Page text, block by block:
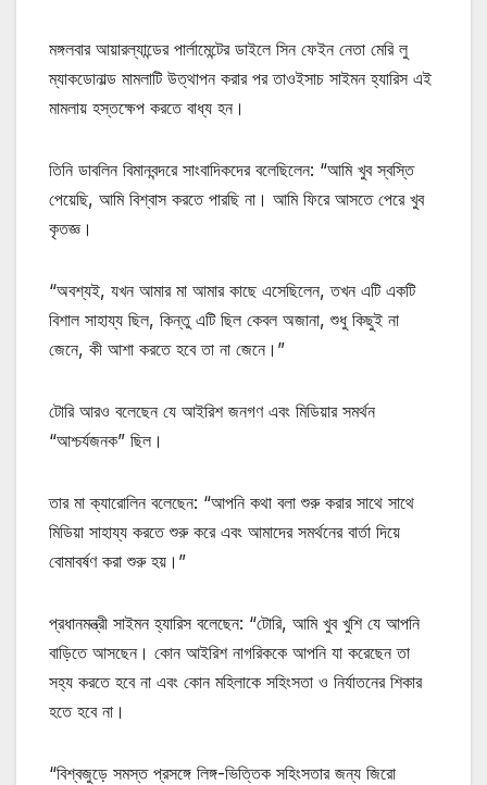
মঙ্গলবার আয়ারল্যান্ডের পার্লামেন্টের ডাইলে সিন ফেইন নেতা মেরি লু
ম্যাকডোনাল্ড মামলাটি উত্থাপন করার পর তাওইসাচ সাইমন হ্যারিস এই
মামলায় হস্তক্ষেপ করতে বাধ্য হন।
তিনি ডাবলিন বিমানবন্দরে সাংবাদিকদের বলেছিলেন: “আমি খুব স্বস্তি
পেয়েছি, আমি বিশ্বাস করতে পারছি না। আমি ফিরে আসতে পেরে খুব
কৃতজ্ঞ।
“অবশ্যই, যখন আমার মা আমার কাছে এসেছিলেন, তখন এটি একটি
বিশাল সাহায্য ছিল, কিন্তু এটি ছিল কেবল অজানা, শুধু কিছুই না
জেনে, কী আশা করতে হবে তা না জেনে।”
টোরি আরও বলেছেন যে আইরিশ জনগণ এবং মিডিয়ার সমর্থন
“আশ্চর্যজনক” ছিল।
তার মা ক্যারোলিন বলেছেন: “আপনি কথা বলা শুরু করার সাথে সাথে
মিডিয়া সাহায্য করতে শুরু করে এবং আমাদের সমর্থনের বার্তা দিয়ে
বোমাবর্ষণ করা শুরু হয়।”
প্রধানমন্ত্রী সাইমন হ্যারিস বলেছেন: “টোরি, আমি খুব খুশি যে আপনি
বাড়িতে আসছেন। কোন আইরিশ নাগরিককে আপনি যা করেছেন তা
সহ্য করতে হবে না এবং কোন মহিলাকে সহিংসতা ও নির্যাতনের শিকার
হতে হবে না।
“বিশ্বজুড়ে সমস্ত প্রসঙ্গে লিঙ্গ-ভিত্তিক সহিংসতার জন্য জিরো